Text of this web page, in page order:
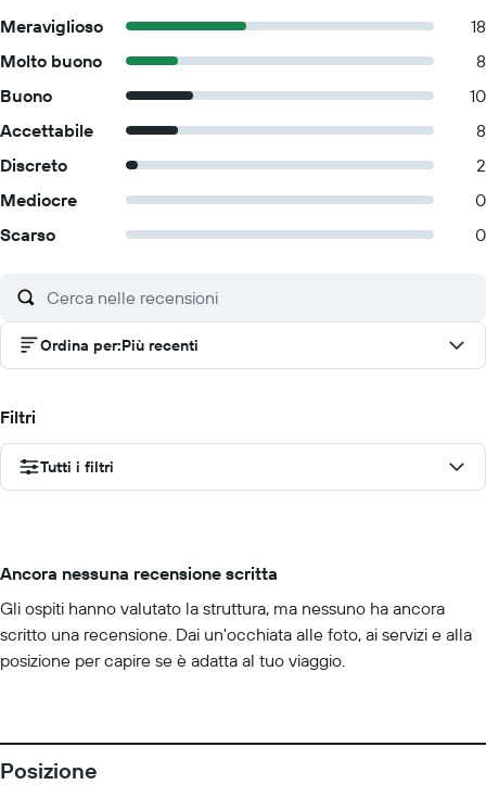
Meraviglioso
18
Molto buono
8
Buono
10
Accettabile
8
Discreto
2
Mediocre
0
Scarso
0
Ordina per:Più recenti
Filtri
Tutti i filtri
Ancora nessuna recensione scritta
Gli ospiti hanno valutato la struttura, ma nessuno ha ancora
scritto una recensione. Dai un'occhiata alle foto, ai servizi e alla
posizione per capire se è adatta al tuo viaggio.
Posizione